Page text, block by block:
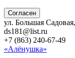
Согласен
ул. Большая
ds181@list.ru
+7 (863) 240-67-49
«Алёнушка»